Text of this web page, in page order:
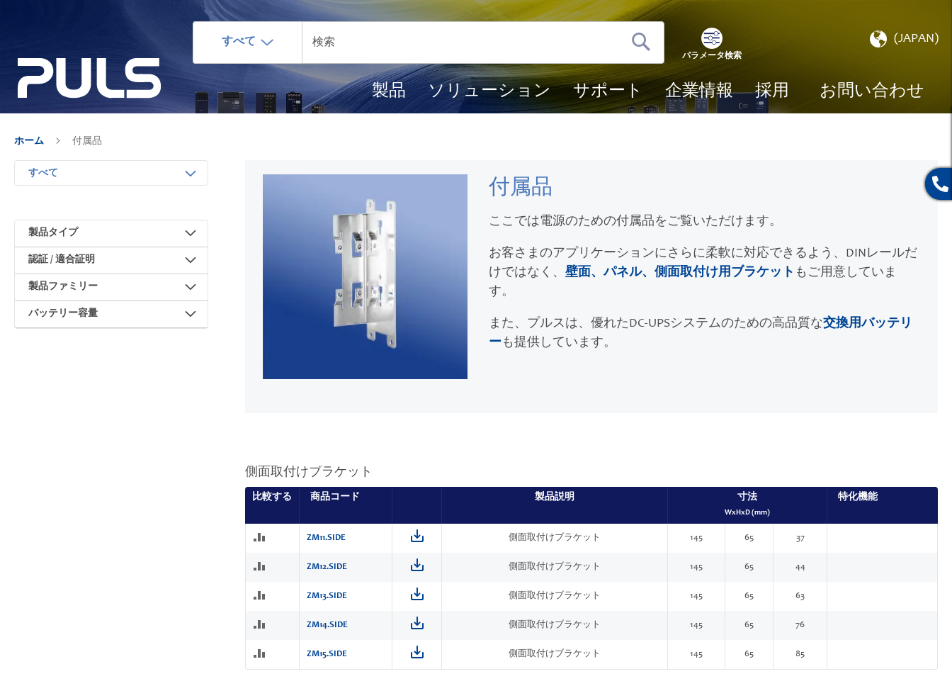
すべて
索
パラメータ検索
ス
選
(JAPAN)
製品 ソリューション サポート 企業情報 採用 お問い合わせ
ホーム 付属品
付属品
ここでは電源のための付属品をご覧いただけます。
お客さまのアプリケーションにさらに柔軟に対応できるよう、DINレールだ
けではなく、壁面、パネル、側面取付け用ブラケット もご用意していま
す。
また、プルスは、優れたDC-UPSシステムのための高品質な交換用バッテリ
ーも提供しています。
側面取付けブラケット
比較する 商品コード 製品説明 寸法
WxHxD (mm)
特化機能
ZM11.SIDE 側面取付けブラケット 145 65 37
ZM12.SIDE 側面取付けブラケット 145 65 44
ZM13.SIDE 側面取付けブラケット 145 65 63
ZM14.SIDE 側面取付けブラケット 145 65 76
ZM15.SIDE 側面取付けブラケット 145 65 85
すべて
製品タイプ
認証 / 適合証明
製品ファミリー
バッテリー容量